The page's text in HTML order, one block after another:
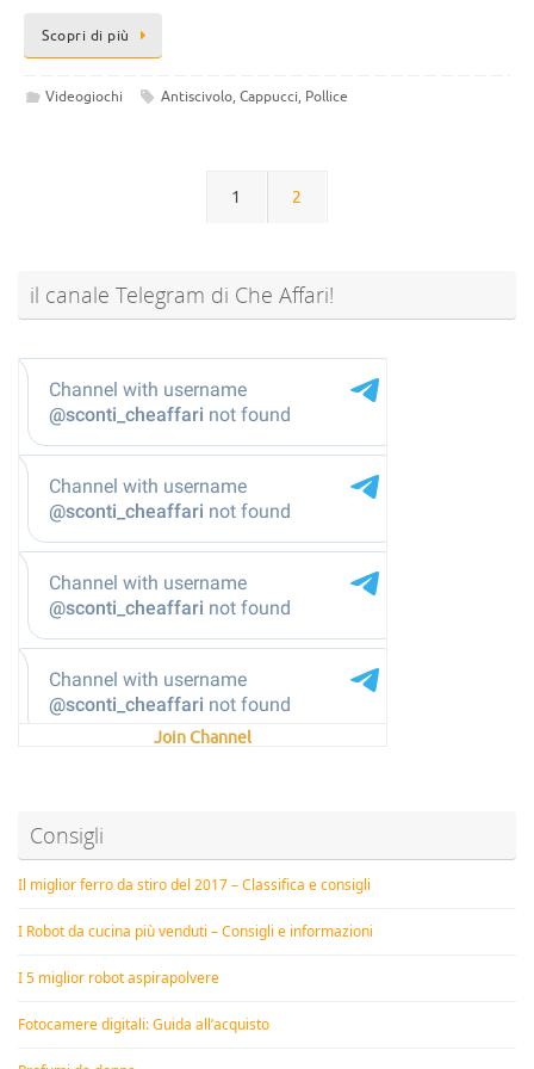
Scopri di più
Videogiochi Antiscivolo,Cappucci, Pollice
1 2
il canale Telegram di Che Affari!
Join Channel
Consigli
Il miglior ferro da stiro del 2017 – Classifica e consigli
I Robot da cucina più venduti – Consigli e informazioni
I 5 miglior robot aspirapolvere
Fotocamere digitali: Guida all’acquisto